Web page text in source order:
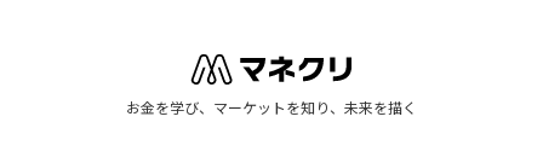
お金を学び、マーケットを知り、未来を描く